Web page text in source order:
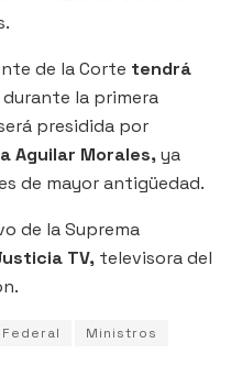
de la Corte tendrá
durante la primera
presidida por
Aguilar Morales,ya
de mayor antigüedad.
de la Suprema
TV, televisora del
Ministros